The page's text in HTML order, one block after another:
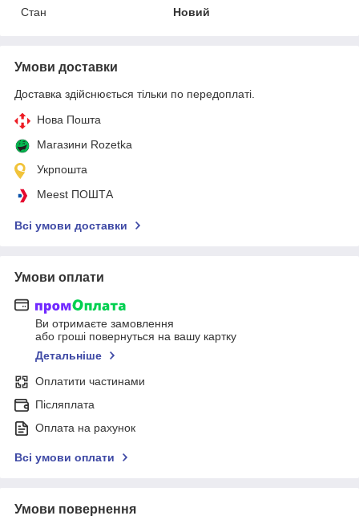
Стан
Новий
Умови доставки
Доставка здійснюється тільки по передоплаті.
Нова Пошта
Магазини Rozetka
Укрпошта
Meest ПОШТА
Всі умови доставки
Умови оплати
Ви отримаєте замовлення
або гроші повернуться на вашу картку
Детальніше
Оплатити частинами
Післяплата
Оплата на рахунок
Всі умови оплати
Умови повернення